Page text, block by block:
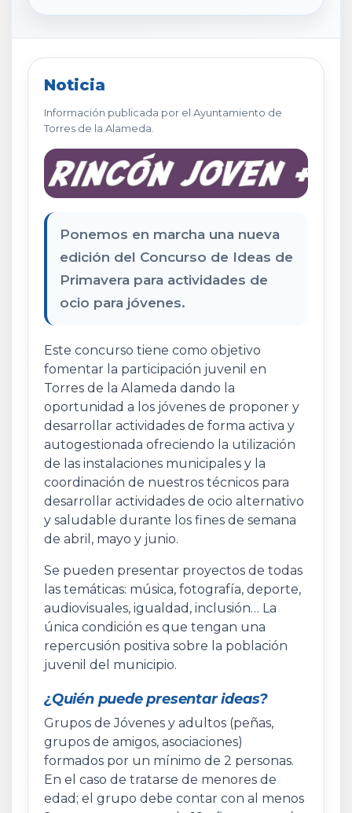
Noticia
Información publicada por el Ayuntamiento de
Torres de la Alameda.
Ponemos en marcha una nueva
edición del Concurso de Ideas de
Primavera para actividades de
ocio para jóvenes.
Este concurso tiene como objetivo
fomentar la participación juvenil en
Torres de la Alameda dando la
oportunidad a los jóvenes de proponer y
desarrollar actividades de forma activa y
autogestionada ofreciendo la utilización
de las instalaciones municipales y la
coordinación de nuestros técnicos para
desarrollar actividades de ocio alternativo
y saludable durante los fines de semana
de abril, mayo y junio.
Se pueden presentar proyectos de todas
las temáticas: música, fotografía, deporte,
audiovisuales, igualdad, inclusión… La
única condición es que tengan una
repercusión positiva sobre la población
juvenil del municipio.
¿Quién puede presentar ideas?
Grupos de Jóvenes y adultos (peñas,
grupos de amigos, asociaciones)
formados por un mínimo de 2 personas.
En el caso de tratarse de menores de
edad; el grupo debe contar con al menos